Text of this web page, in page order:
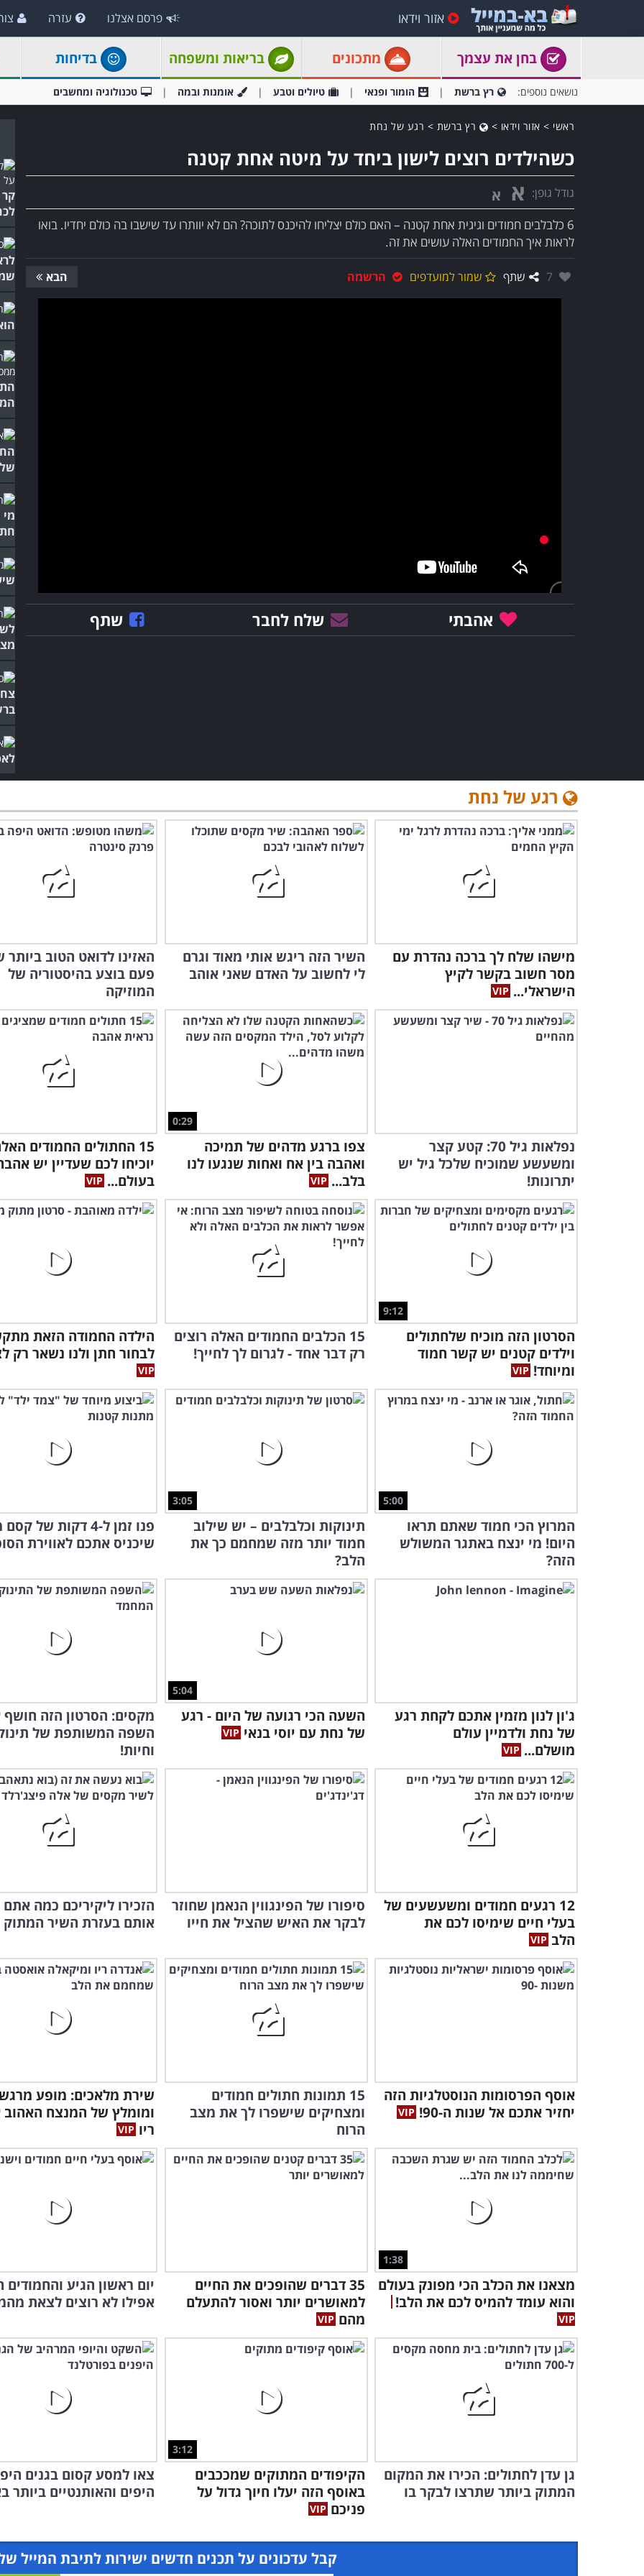
אזור וידאו פרסם אצלנו עזרה
בחן את עצמך מתכונים בריאות ומשפחה בדיחות
נושאים נוספים: רץ ברשת הומור ופנאי טיולים וטבע אומנות ובמה טכנולוגיה ומחשבים
ראשי > אזור וידאו > רץ ברשת > רגע של נחת
כשהילדים רוצים לישון ביחד על מיטה אחת קטנה
גודל גופן: א א
6 כלבלבים חמודים וגיגית אחת קטנה – האם כולם יצליחו להיכנס לתוכה? הם לא יוותרו עד שישבו בה כולם יחדיו. בואו
לראות איך החמודים האלה עושים את זה.
אהבו:
7 שתף שמור למועדפים הרשמה הבא
אהבתי שלח לחבר שתף
רגע של נחת
מישהו שלח לך ברכה נהדרת עם
מסר חשוב בקשר לקיץ
הישראלי...
השיר הזה ריגש אותי מאוד וגרם
לי לחשוב על האדם שאני אוהב
האזינו לדואט הטוב ביותר
פעם בוצע בהיסטוריה של
המוזיקה
נפלאות גיל 70: קטע קצר
ומשעשע שמוכיח שלכל גיל יש
יתרונות!
0:29
צפו ברגע מדהים של תמיכה
ואהבה בין אח ואחות שנגעו לנו
בלב...
15 החתולים החמודים
יוכיחו לכם שעדיין יש
בעולם...
9:12
הסרטון הזה מוכיח שלחתולים
וילדים קטנים יש קשר חמוד
ומיוחד!
15 הכלבים החמודים האלה רוצים
רק דבר אחד - לגרום לך לחייך!
הילדה החמודה הזאת
לבחור חתן ולנו נשאר רק
5:00
המרוץ הכי חמוד שאתם תראו
היום! מי ינצח באתגר המשולש
הזה?
3:05
תינוקות וכלבלבים – יש שילוב
חמוד יותר מזה שמחמם כך את
הלב?
פנו זמן ל-4 דקות של
שיכניס אתכם לאווירת
ג'ון לנון מזמין אתכם לקחת רגע
של נחת ולדמיין עולם
מושלם...
5:04
השעה הכי רגועה של היום - רגע
של נחת עם יוסי בנאי
מקסים: הסרטון הזה
השפה המשותפת של
וחיות!
12 רגעים חמודים ומשעשעים של
בעלי חיים שימיסו לכם את
הלב
סיפורו של הפינגווין הנאמן שחוזר
לבקר את האיש שהציל את חייו
הזכירו ליקיריכם כמה
אותם בעזרת השיר
אוסף הפרסומות הנוסטלגיות הזה
יחזיר אתכם אל שנות ה-90!
15 תמונות חתולים חמודים
ומצחיקים שישפרו לך את מצב
הרוח
שירת מלאכים: מופע מרגש
ומומלץ של המנצח האהוב
ריו
1:38
מצאנו את הכלב הכי מפונק בעולם
והוא עומד להמיס לכם את הלב!
35 דברים שהופכים את החיים
למאושרים יותר ואסור להתעלם
מהם
יום ראשון הגיע
אפילו לא רוצים לצאת
גן עדן לחתולים: הכירו את המקום
המתוק ביותר שתרצו לבקר בו
3:12
הקיפודים המתוקים שמככבים
באוסף הזה יעלו חיוך גדול על
פניכם
צאו למסע קסום בגנים
היפים והאותנטיים ביותר
קבל עדכונים על תכנים חדשים ישירות לתיבת המייל